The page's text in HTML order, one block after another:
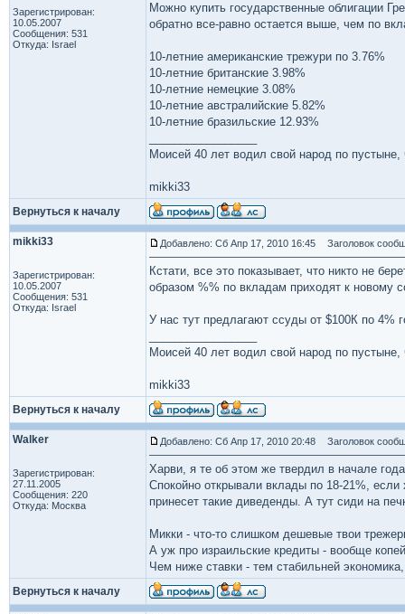
Зарегистрирован:
10.05.2007
Сообщения: 531
Откуда: Israel
Можно купить государственные облигации
обратно все-равно остается выше, чем по
10-летние американские трежури по 3.76%
10-летние британские 3.98%
10-летние немецкие 3.08%
10-летние австралийские 5.82%
10-летние бразильские 12.93%
Моисей 40 лет водил свой народ по
mikki33
Вернуться к началу
mikki33
Зарегистрирован:
10.05.2007
Сообщения: 531
Откуда: Israel
Добавлено: Сб Апр 17, 2010 16:45 Заголовок
Кстати, все это показывает, что никто не
образом %% по вкладам приходят к новому
У нас тут предлагают ссуды от $100К по 4%
Моисей 40 лет водил свой народ по
mikki33
Вернуться к началу
Walker
Зарегистрирован:
27.11.2005
Сообщения: 220
Откуда: Москва
Добавлено: Сб Апр 17, 2010 20:48 Заголовок
Харви, я те об этом же твердил в начале
Спокойно открывали вклады по 18-21%,
принесет такие диведенды. А тут сиди на
Микки - что-то слишком дешевые твои
А уж про израильские кредиты - вообще
Чем ниже ставки - тем стабильней
Вернуться к началу